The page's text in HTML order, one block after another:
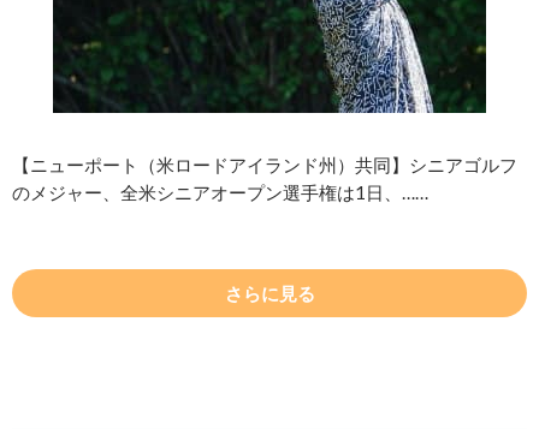
【ニューポート（米ロードアイランド州）共同】シニアゴルフ
のメジャー、全米シニアオープン選手権は1日、……
さらに見る